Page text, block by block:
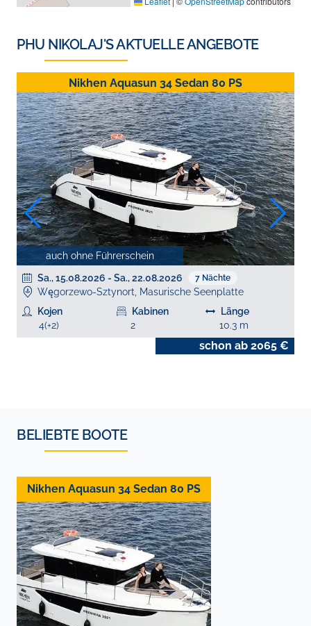
PHU NIKOLAJ'S AKTUELLE ANGEBOTE
Nikhen Aquasun 34 Sedan 80 PS
auch ohne Führerschein
Sa., 15.08.2026 - Sa., 22.08.2026 7 Nächte
Węgorzewo-Sztynort, Masurische Seenplatte
Kojen
4(+2)
Kabinen
2
Länge
10.3 m
schon ab 2065 €
BELIEBTE BOOTE
Nikhen Aquasun 34 Sedan 80 PS